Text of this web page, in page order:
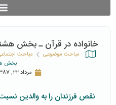
خانواده در قرآن ـ بخش
مباحث موضوعی مباحث
بخش
مرداد 22, 1387
نقص فرزندان را به والدین